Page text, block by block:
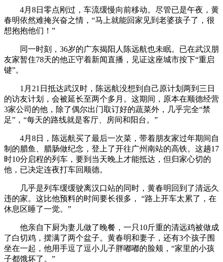
4月8日零点刚过，车流缓慢向前移动。尽管已是午夜，黄
春明依然难掩兴奋之情，“马上就能回家见到老婆孩子了，很
想抱抱他们！”
同一时刻，36岁的广东揭阳人陈远航也未眠。已在武汉朋
友家暂住78天的他正守着新闻直播，见证这座城市按下“重启
键”。
1月21日抵达武汉时，陈远航没想到自己原计划两到三日
的访友计划，会被延长至两个多月。这期间，原本在顺德经营
3家公司的他，除了偶尔出门取订好的蔬菜外，几乎完全“禁
足”，“每天的路线就是客厅、房间和阳台。”
4月8日，陈远航买了最后一次菜，带着朋友家过年期间自
制的腊鱼、腊肠做纪念，登上了开往广州南站的高铁。这趟17
时10分启程的列车，要到当天晚上才能抵达，但归家心切的
他，已决定连夜打车回顺德。
几乎是列车缓缓驶离汉口站的同时，黄春明回到了清远久
违的家。这比他预料的时间要长很多， “路上开车太累了，在
休息区睡了一觉。”
他亲自下厨为妻儿做了晚餐，一只10斤重的清远鸡被做成
了白切鸡，摆满了两个盆子。黄春明和妻子，还有3个孩子围
坐在一起，他用手逗了逗小儿子胖嘟嘟的脸颊，“家里的小孩
子都饿坏了。”